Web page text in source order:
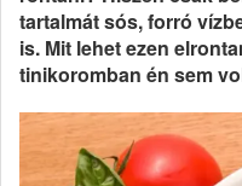
tartalmát sós, forró
is. Mit lehet ezen
tinikoromban én sem